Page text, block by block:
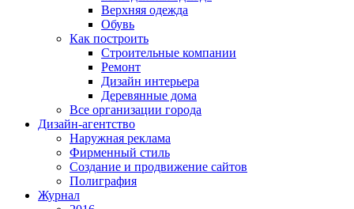
Верхняя одежда
Обувь
Как построить
Строительные компании
Ремонт
Дизайн интерьера
Деревянные дома
Все организации города
Дизайн-агентство
Наружная реклама
Фирменный стиль
Создание и продвижение сайтов
Полиграфия
Журнал